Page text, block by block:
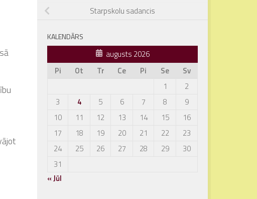
Starpskolu sadancis
KALENDĀRS
augusts 2026
Pi
Ot Tr Ce Pi Se
Sv
1
2
3
4 5 6 7 8
9
10
11 12 13 14 15
16
17
18 19 20 21 22
23
24
25 26 27 28 29
30
31
« Jūl